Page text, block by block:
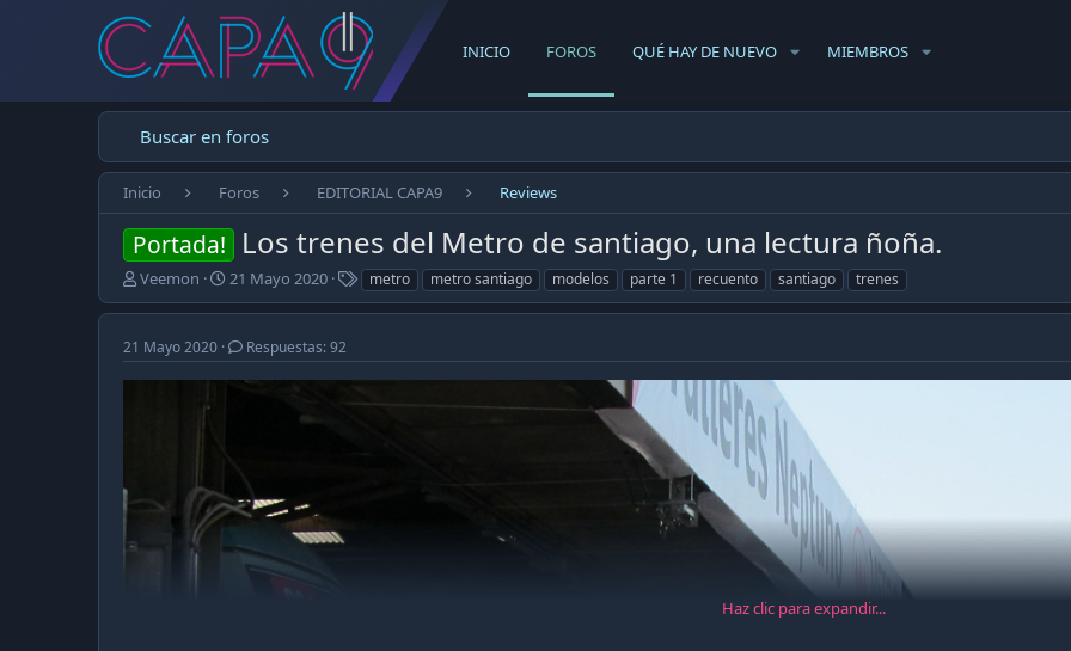
INICIO FOROS QUÉ HAY DE NUEVO MIEMBROS
Buscar en foros
Inicio Foros EDITORIAL CAPA9 Reviews
Portada! Los trenes del Metro de santiago, una lectura ñoña.
E
m
p
e
z
ó
Veemon
F
e
c
h
a
d
l
i
a
21 Mayo 2020
T
a
g
metro metro santiago modelos parte 1 recuento santiago trenes
21 Mayo 2020 Respuestas: 92
Haz clic para expandir...